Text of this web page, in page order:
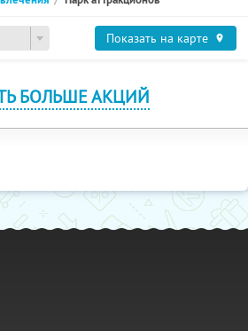
Показать на карте
БОЛЬШЕ АКЦИЙ